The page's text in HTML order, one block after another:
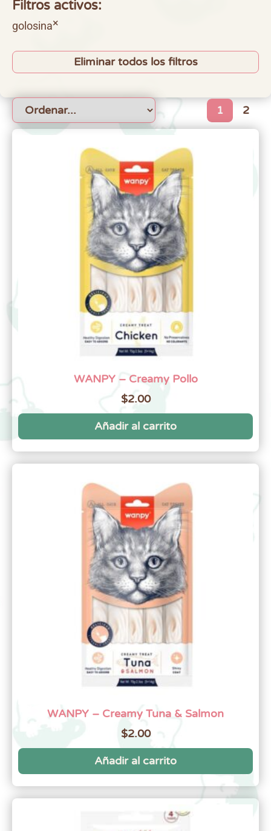
Filtros activos:
golosina×
Eliminar todos los filtros
1 2
WANPY – Creamy Pollo
$2.00
Añadir al carrito
WANPY – Creamy Tuna & Salmon
$2.00
Añadir al carrito